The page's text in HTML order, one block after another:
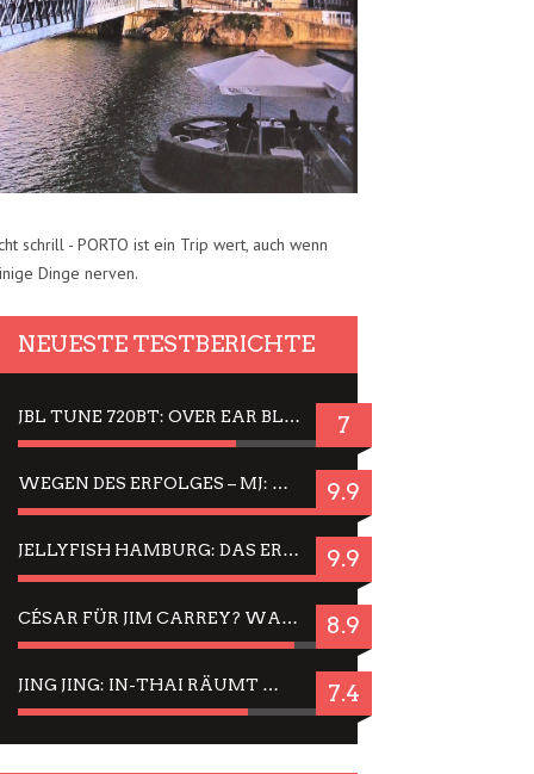
schrill - PORTO ist ein Trip wert, auch wenn
Dinge nerven.
NEUESTE TESTBERICHTE
JBL TUNE 720BT: OVER EAR BLUETOOTH KOPFHÖRER UM DIE 50,-€ IM DAUER-TEST 7
WEGEN DES ERFOLGES – MJ: MICHAEL JACKSON MUSICAL IN EINER MATINEE SEHEN 9.9
JELLYFISH HAMBURG: DAS ERFOLGREICHE SOMMER-MENÜ 2025 IN GEFÜHLEN UND BILDERN 9.9
CÉSAR FÜR JIM CARREY? WARUM DAS EINER DER NERVIGSTEN ACTORS IST UND BLEIBT 8.9
JING JING: IN-THAI RÄUMT WIEDER TITEL AB – EIN ZWEI-STUNDEN-ERLEBNISBERICHT 7.4